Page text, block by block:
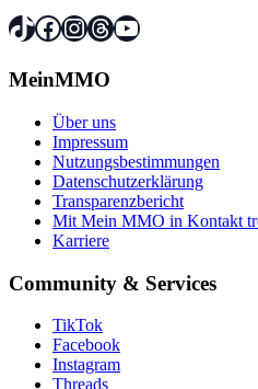
TikTok
Facebook
Instagram
Threads
YouTube
MeinMMO
Über uns
Impressum
Nutzungsbestimmungen
Datenschutzerklärung
Transparenzbericht
Mit Mein MMO in Kontakt
Karriere
Community & Services
TikTok
Facebook
Instagram
Threads